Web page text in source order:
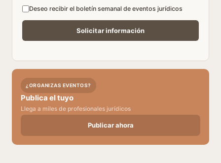
Deseo recibir el boletín semanal de eventos jurídicos
¿ORGANIZAS EVENTOS?
Publica el tuyo
Llega a miles de profesionales jurídicos
Publicar ahora